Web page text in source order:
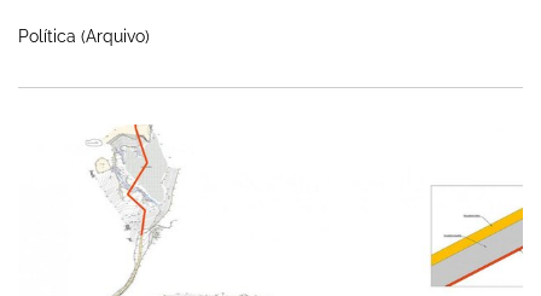
Política (Arquivo)
Requalificação do acesso ao Forte de S.